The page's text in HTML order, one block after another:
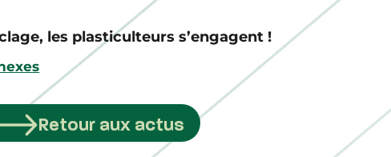
les plasticulteurs s’engagent !
Retour aux actus